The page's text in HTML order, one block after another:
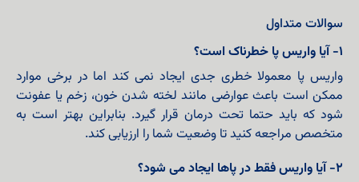
سوالات متداول
۱- آیا واریس پا خطرناک است؟
واریس پا معمولا خطری جدی ایجاد نمی کند اما در برخی موارد
ممکن است باعث عوارضی مانند لخته شدن خون، زخم یا عفونت
شود که باید حتما تحت درمان قرار گیرد. بنابراین بهتر است به
متخصص مراجعه کنید تا وضعیت شما را ارزیابی کند.
۲- آیا واریس فقط در پاها ایجاد می شود؟